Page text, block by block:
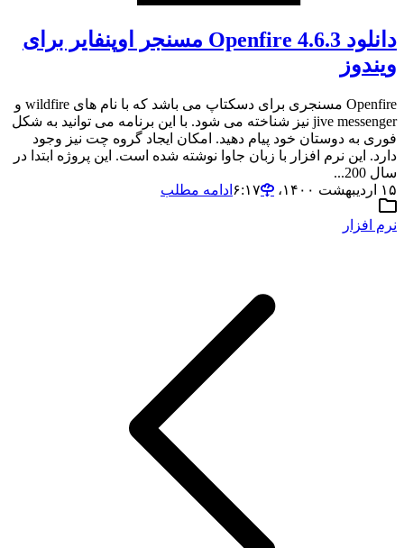
دانلود Openfire 4.6.3 مسنجر اوپنفایر برای
ویندوز
Openfire مسنجری برای دسکتاپ می باشد که با نام های wildfire و
jive messenger نیز شناخته می شود. با این برنامه می توانید به شکل
فوری به دوستان خود پیام دهید. امکان ایجاد گروه چت نیز وجود
دارد. این نرم افزار با زبان جاوا نوشته شده است. این پروژه ابتدا در
سال 200...
۱۵ اردیبهشت ۱۴۰۰،‏ ۶:۱۷
ادامه مطلب
نرم افزار